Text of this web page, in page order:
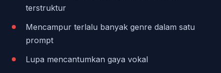
terstruktur
Mencampur terlalu banyak genre dalam satu
prompt
Lupa mencantumkan gaya vokal